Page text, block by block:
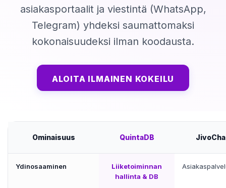
asiakasportaalit ja viestintä (WhatsApp,
Telegram) yhdeksi saumattomaksi
kokonaisuudeksi ilman koodausta.
ALOITA ILMAINEN KOKEILU
Ominaisuus QuintaDB
Ydinosaaminen
Liiketoiminnan
hallinta & DB